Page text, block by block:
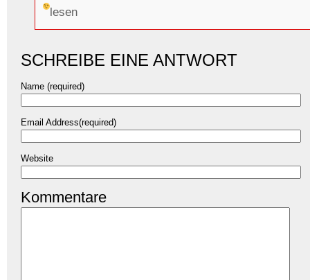
lesen
SCHREIBE EINE ANTWORT
Name (required)
Email Address(required)
Website
Kommentare